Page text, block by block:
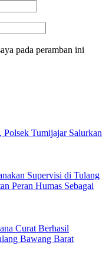
pada peramban ini
Tumijajar Salurkan
Supervisi di Tulang
Peran Humas Sebagai
Curat Berhasil
Bawang Barat